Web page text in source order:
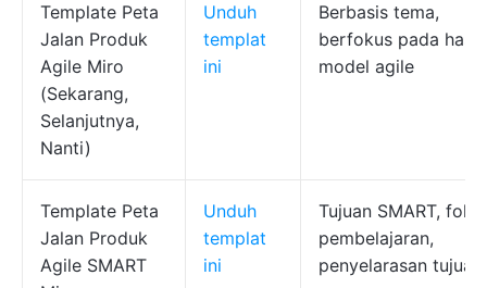
Template Peta
Jalan Produk
Agile Miro
(Sekarang,
Selanjutnya,
Nanti)
Unduh
templat
ini
Berbasis tema,
berfokus pada hasil,
model agile
Template Peta
Jalan Produk
Agile SMART
Unduh
templat
ini
Tujuan SMART,
pembelajaran,
penyelarasan tujuan